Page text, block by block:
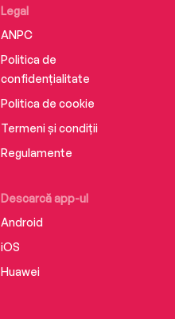
Descarcă app-ul
Android
iOS
Huawei
Legal
ANPC
Politica de
confidențialitate
Politica de cookie
Termeni și condiții
Regulamente